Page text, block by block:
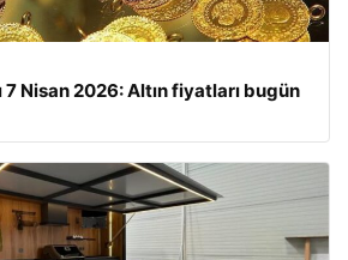
7 Nisan 2026: Altın fiyatları bugün